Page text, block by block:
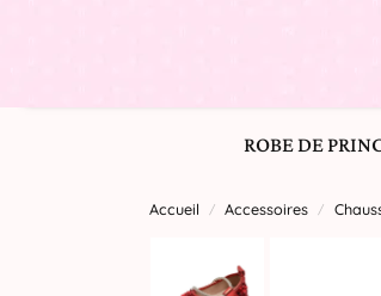
ROBE DE
Accueil / Accessoires /